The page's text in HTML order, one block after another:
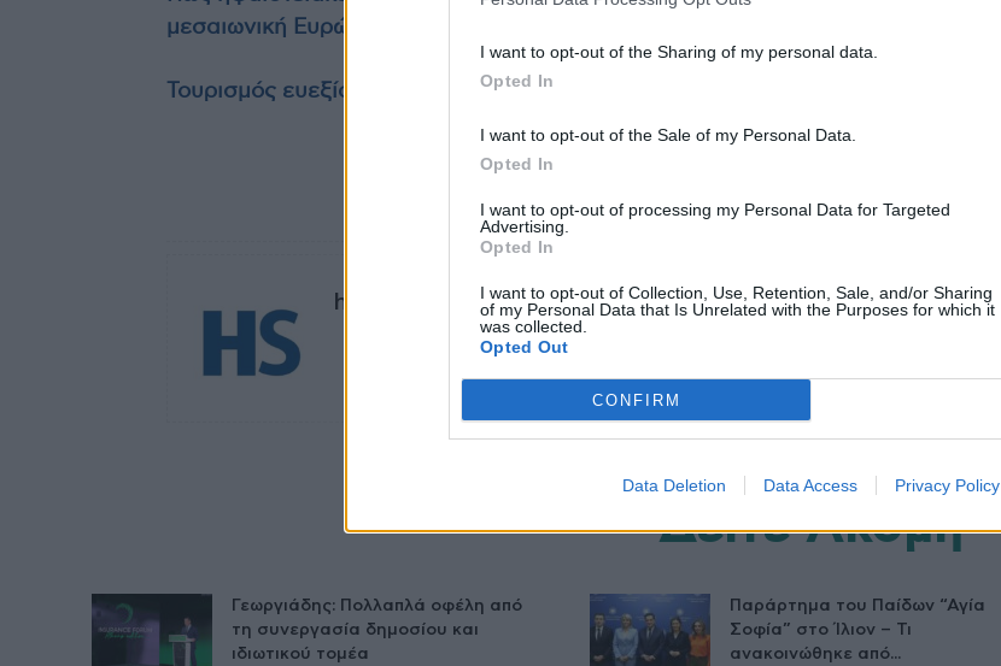
I want to opt-out of the Sharing of my personal data.
Opted In
I want to opt-out of the Sale of my Personal Data.
Opted In
I want to opt-out of processing my Personal Data for Targeted
Advertising.
Opted In
I want to opt-out of Collection, Use, Retention, Sale, and/or Sharing
of my Personal Data that Is Unrelated with the Purposes for which it
was collected.
Opted Out
CONFIRM
Data Deletion Data Access Privacy Policy
μεσαιωνική Ευρώπη
Τουρισμός ευεξίας: Τι έδειξε νέα έρευνα του ΕΛΙΤΟΥΡ, τι πρέπει να αλλάξει
Δημήτρης Βαρτζόπουλος ΕΔΥΨΥ προκήρυξη μόνιμων θέσεων
healthstories
Δείτε Ακόμη
Γεωργιάδης: Πολλαπλά οφέλη από
τη συνεργασία δημοσίου και
ιδιωτικού τομέα
Παράρτημα του Παίδων “Αγία
Σοφία” στο Ίλιον – Τι
ανακοινώθηκε από...